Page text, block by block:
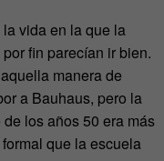
vida en la que la
fin parecían ir bien.
manera de
a Bauhaus, pero la
los años 50 era más
que la escuela